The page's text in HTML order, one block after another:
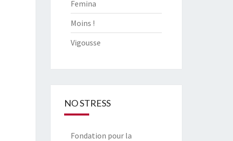
Femina
Moins !
Vigousse
NO STRESS
Fondation pour la